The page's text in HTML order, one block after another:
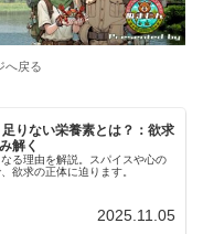
へ戻る
りない栄養素とは？：欲求
解く
る理由を解説。スパイスや心の
欲求の正体に迫ります。
2025.11.05